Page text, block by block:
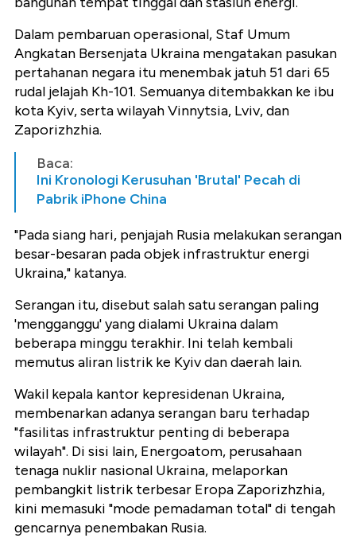
Dalam pembaruan operasional, Staf Umum
Angkatan Bersenjata Ukraina mengatakan pasukan
pertahanan negara itu menembak jatuh 51 dari 65
rudal jelajah Kh-101. Semuanya ditembakkan ke ibu
kota Kyiv, serta wilayah Vinnytsia, Lviv, dan
Zaporizhzhia.
Baca:
Ini Kronologi Kerusuhan 'Brutal' Pecah di
Pabrik iPhone China
"Pada siang hari, penjajah Rusia melakukan serangan
besar-besaran pada objek infrastruktur energi
Ukraina," katanya.
Serangan itu, disebut salah satu serangan paling
'mengganggu' yang dialami Ukraina dalam
beberapa minggu terakhir. Ini telah kembali
memutus aliran listrik ke Kyiv dan daerah lain.
Wakil kepala kantor kepresidenan Ukraina,
membenarkan adanya serangan baru terhadap
"fasilitas infrastruktur penting di beberapa
wilayah". Di sisi lain, Energoatom, perusahaan
tenaga nuklir nasional Ukraina, melaporkan
pembangkit listrik terbesar Eropa Zaporizhzhia,
kini memasuki "mode pemadaman total" di tengah
gencarnya penembakan Rusia.